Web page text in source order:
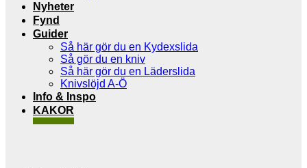
Nyheter
Fynd
Guider
Så här gör du en Kydexslida
Så gör du en kniv
Så här gör du en Läderslida
Knivslöjd A-Ö
Info & Inspo
KAKOR